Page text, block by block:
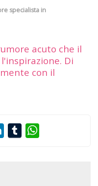
specialista in
acuto che il
Di
con il
LinkedInTumblr